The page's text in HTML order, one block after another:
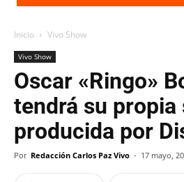
Inicio Vivo Show
Vivo Show
Oscar «Ringo»
tendrá su propia
producida por
Por Redacción Carlos Paz Vivo - 17 mayo,